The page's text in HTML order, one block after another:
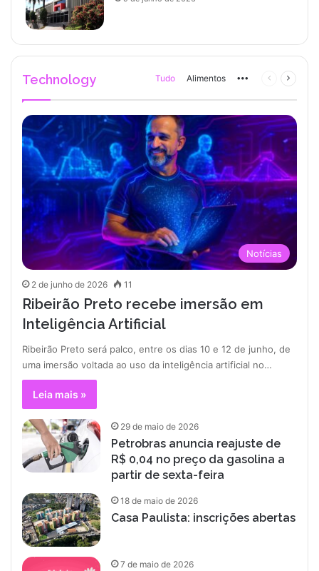
Technology Tudo Alimentos More Página
Notícias
2 de junho de 2026 11
Ribeirão Preto recebe imersão em
Inteligência Artificial
Ribeirão Preto será palco, entre os dias 10 e 12 de junho, de
uma imersão voltada ao uso da inteligência artificial no…
Leia mais »
29 de maio de 2026
Petrobras anuncia reajuste de
R$ 0,04 no preço da gasolina a
partir de sexta-feira
18 de maio de 2026
Casa Paulista: inscrições abertas
7 de maio de 2026